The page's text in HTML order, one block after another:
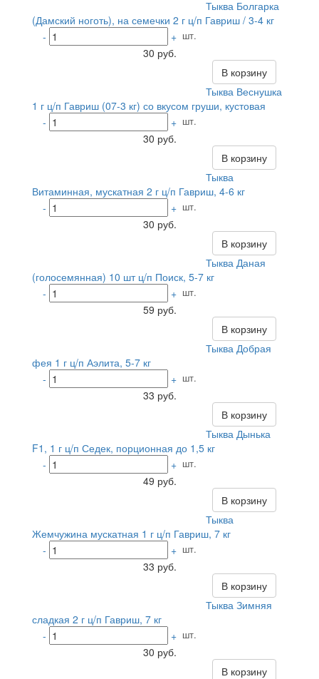
Тыква Болгарка
(Дамский ноготь), на семечки 2 г ц/п Гавриш / 3-4 кг
-
+ шт.
30 руб.
В корзину
Тыква Веснушка
1 г ц/п Гавриш (07-3 кг) со вкусом груши, кустовая
-
+ шт.
30 руб.
В корзину
Тыква
Витаминная, мускатная 2 г ц/п Гавриш, 4-6 кг
-
+ шт.
30 руб.
В корзину
Тыква Даная
(голосемянная) 10 шт ц/п Поиск, 5-7 кг
-
+ шт.
59 руб.
В корзину
Тыква Добрая
фея 1 г ц/п Аэлита, 5-7 кг
-
+ шт.
33 руб.
В корзину
Тыква Дынька
F1, 1 г ц/п Седек, порционная до 1,5 кг
-
+ шт.
49 руб.
В корзину
Тыква
Жемчужина мускатная 1 г ц/п Гавриш, 7 кг
-
+ шт.
33 руб.
В корзину
Тыква Зимняя
сладкая 2 г ц/п Гавриш, 7 кг
-
+ шт.
30 руб.
В корзину